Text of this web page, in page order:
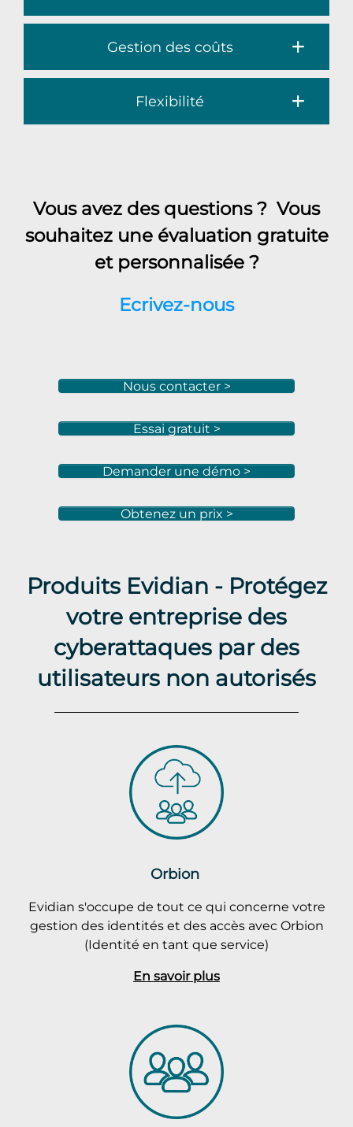
Gestion des coûts
Flexibilité
Vous avez des questions ? Vous
souhaitez une évaluation gratuite
et personnalisée ?
Ecrivez-nous
Nous contacter >
Essai gratuit >
Demander une démo >
Obtenez un prix >
Produits Evidian - Protégez
votre entreprise des
cyberattaques par des
utilisateurs non autorisés
Orbion
Evidian s'occupe de tout ce qui concerne votre
gestion des identités et des accès avec Orbion
(Identité en tant que service)
En savoir plus